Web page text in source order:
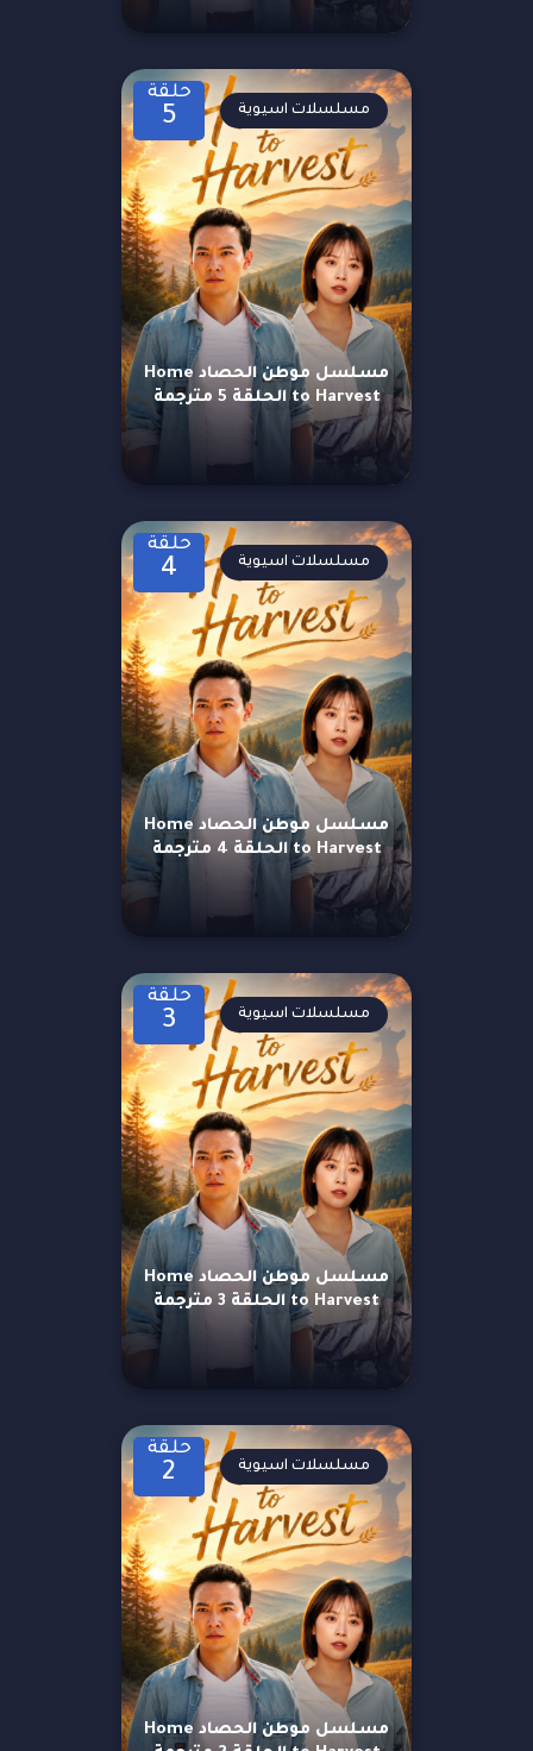
حلقة
5
مسلسل موطن الحصاد Home
to Harvest الحلقة 5 مترجمة
مسلسلات اسيوية
حلقة
4
مسلسل موطن الحصاد Home
to Harvest الحلقة 4 مترجمة
مسلسلات اسيوية
حلقة
3
مسلسل موطن الحصاد Home
to Harvest الحلقة 3 مترجمة
مسلسلات اسيوية
حلقة
2
مسلسل موطن الحصاد Home
مسلسلات اسيوية